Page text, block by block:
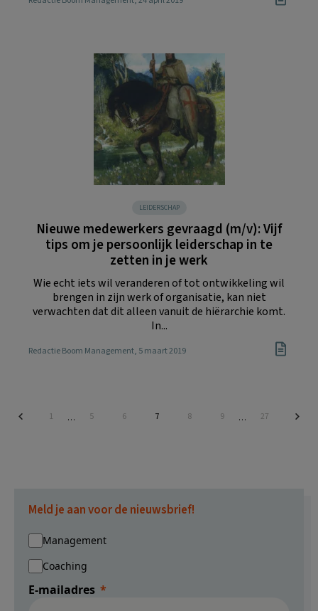
LEIDERSCHAP
Nieuwe medewerkers gevraagd (m/v): Vijf
tips om je persoonlijk leiderschap in te
zetten in je werk
Wie echt iets wil veranderen of tot ontwikkeling wil
brengen in zijn werk of organisatie, kan niet
verwachten dat dit alleen vanuit de hiërarchie komt.
In...
Redactie Boom Management, 5 maart 2019
Pagina
1
Interim
… Pagina
5 Pagina
6 Pagina
7 Pagina
8 Pagina
9
Interim
… Pagina
27
Meld je aan voor de nieuwsbrief!
Management
Coaching
E-mailadres